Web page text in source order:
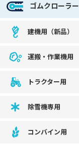
ゴムクローラー
建機用（新品）
運搬・作業機用
トラクター用
除雪機専用
コンバイン用